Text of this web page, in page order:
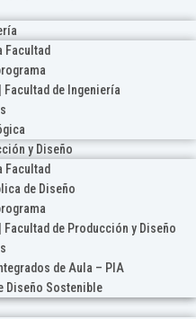
Facultad
Facultad de Ingeniería
y Diseño
Facultad
de Diseño
Facultad de Producción y Diseño
de Aula – PIA
Diseño Sostenible